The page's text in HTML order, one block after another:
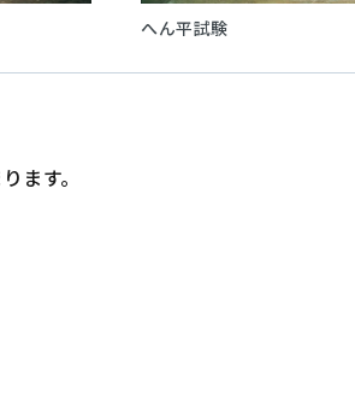
へん平試験
ます。